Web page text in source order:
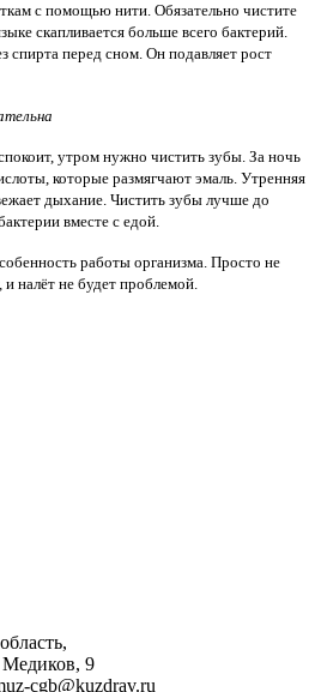
с помощью нити. Обязательно чистите
скапливается больше всего бактерий.
спирта перед сном. Он подавляет рост
утром нужно чистить зубы. За ночь
которые размягчают эмаль. Утренняя
дыхание. Чистить зубы лучше до
вместе с едой.
работы организма. Просто не
налёт не будет проблемой.
Медиков, 9
cgb@kuzdrav.ru